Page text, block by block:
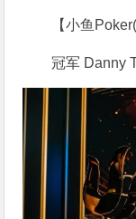
【小鱼
冠军 Danny